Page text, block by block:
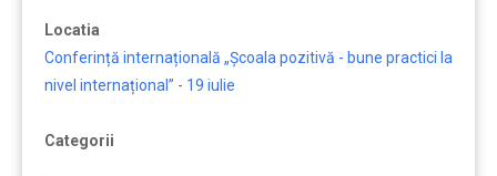
Locatia
Conferință internațională „Școala pozitivă - bune practici la
nivel internațional” - 19 iulie
Categorii